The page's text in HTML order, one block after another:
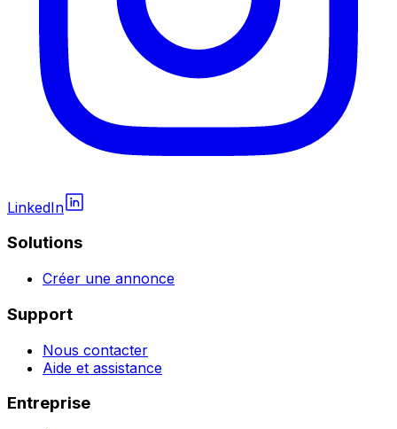
LinkedIn
Solutions
Créer une annonce
Support
Nous contacter
Aide et assistance
Entreprise